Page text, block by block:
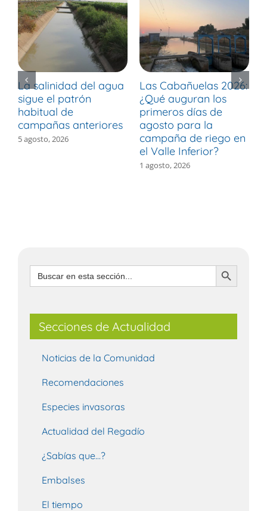
La salinidad del agua
sigue el patrón
habitual de
campañas anteriores
5 agosto, 2026
Las Cabañuelas 2026:
¿Qué auguran los
primeros días de
agosto para la
campaña de riego en
el Valle Inferior?
1 agosto, 2026
Buscar: Botón de búsqueda
Secciones de Actualidad
Noticias de la Comunidad
Recomendaciones
Especies invasoras
Actualidad del Regadío
¿Sabías que…?
Embalses
El tiempo